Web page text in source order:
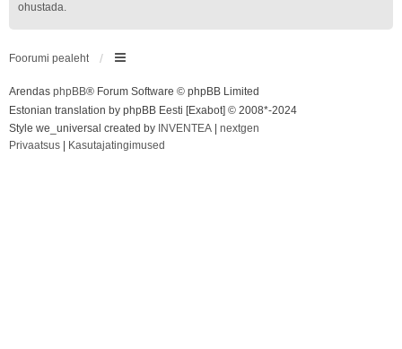
ohustada.
Foorumi pealeht
Arendas phpBB® Forum Software © phpBB Limited
Estonian translation by phpBB Eesti [Exabot] © 2008*-2024
Style we_universal created by INVENTEA
nextgen
Privaatsus
Kasutajatingimused